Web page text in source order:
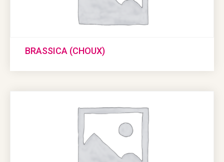
BRASSICA (CHOUX)